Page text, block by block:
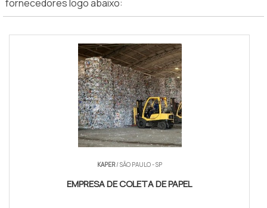
fornecedores logo abaixo:
KAPER/ SÃO PAULO - SP
EMPRESA DE COLETA DE PAPEL